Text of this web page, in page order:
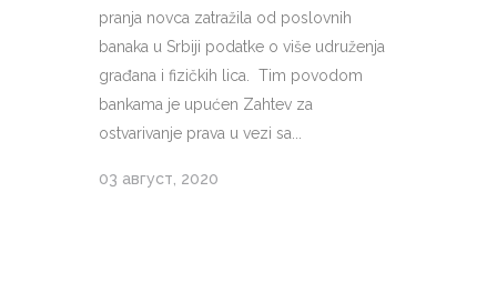
pranja novca zatražila od poslovnih
banaka u Srbiji podatke o više udruženja
građana i fizičkih lica. Tim povodom
bankama je upućen Zahtev za
ostvarivanje prava u vezi sa...
03 август, 2020